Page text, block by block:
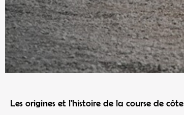
Les origines et l'histoire de la course de côte